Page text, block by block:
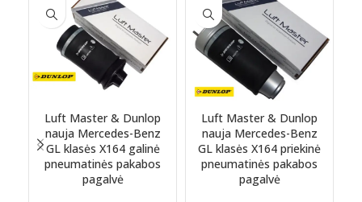
Luft Master & Dunlop
nauja Mercedes-Benz
GL klasės X164 galinė
pneumatinės pakabos
pagalvė
Luft Master & Dunlop
nauja Mercedes-Benz
GL klasės X164 priekinė
pneumatinės pakabos
pagalvė